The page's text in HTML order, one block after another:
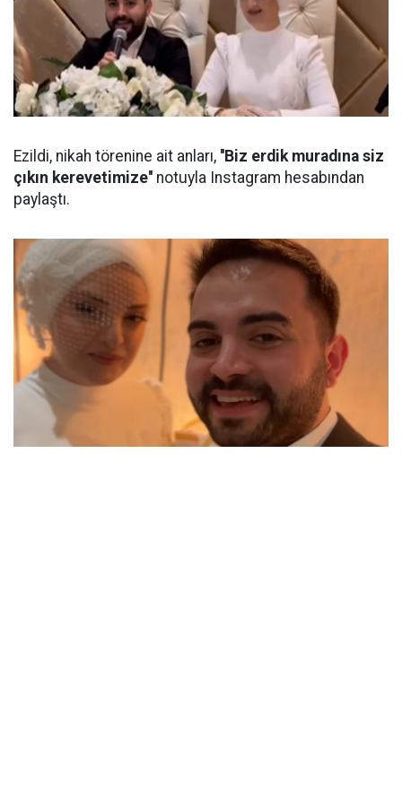
Ezildi, nikah törenine ait anları, ''Biz erdik muradına siz
çıkın kerevetimize'' notuyla Instagram hesabından
paylaştı.